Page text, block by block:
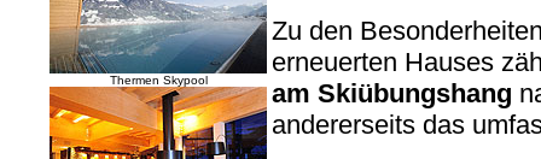
Thermen Skypool
Zu den
erneuerten Hauses
am Skiübungshang
andererseits das